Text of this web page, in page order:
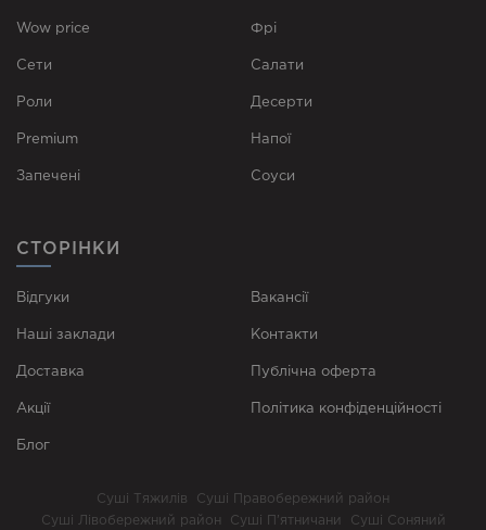
Wow price
Сети
Роли
Premium
Запечені
Фрі
Cалати
Десерти
Напої
Соуси
СТОРІНКИ
Відгуки
Наші заклади
Доставка
Акції
Блог
Вакансії
Контакти
Публічна оферта
Політика конфіденційності
Суші Тяжилів
Суші Правобережний район
Суші Лівобережний район
Суші П’ятничани Суші Соняний